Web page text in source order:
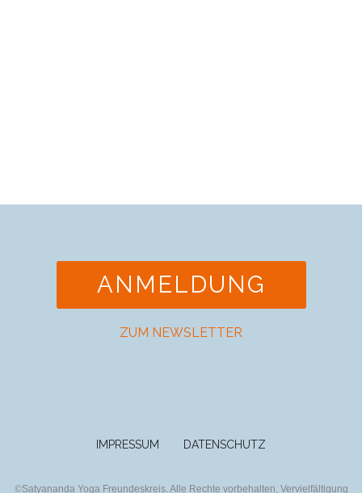
ANMELDUNG
ZUM NEWSLETTER
IMPRESSUM DATENSCHUTZ
©Satyananda Yoga Freundeskreis. Alle Rechte vorbehalten, Vervielfältigung